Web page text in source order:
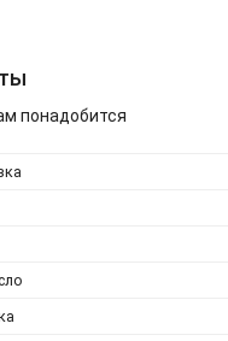
понадобится